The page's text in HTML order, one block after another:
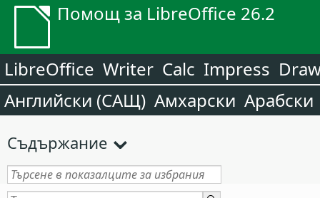
Помощ за LibreOffice 26.2
LibreOffice Writer Calc Impress
Английски (САЩ) Амхарски Арабски
Съдържание